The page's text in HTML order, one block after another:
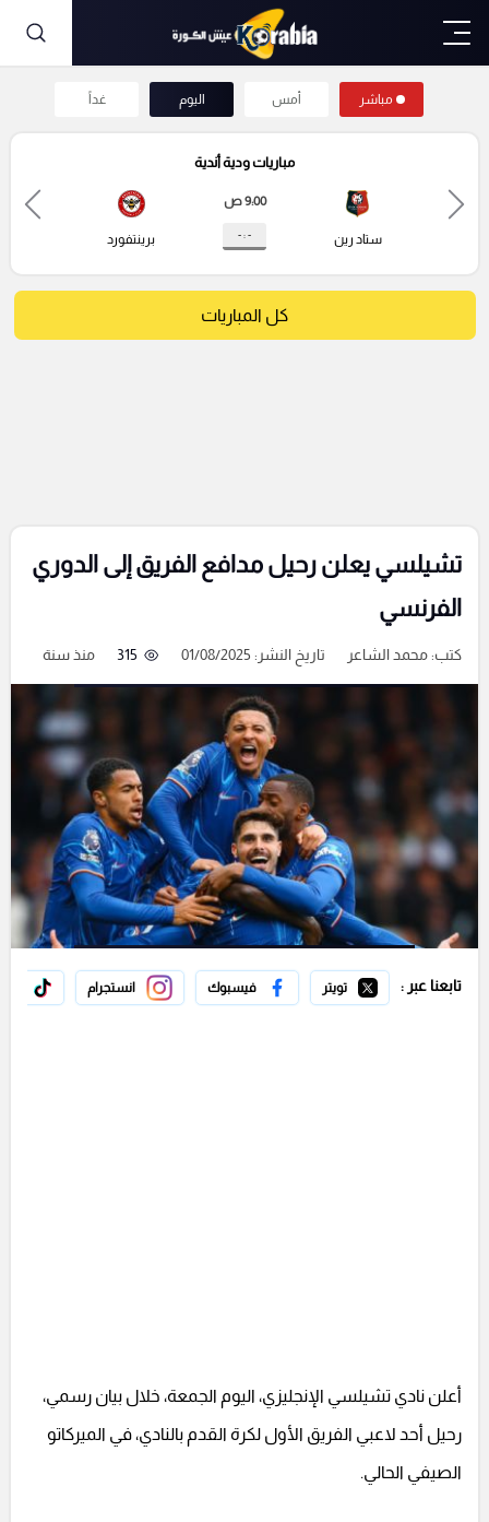
مباشر أمس اليوم غداً
مباريات ودية أندية
ستاد رين
9:00 ص
- : - برينتفورد
كل المباريات
تشيلسي يعلن رحيل مدافع الفريق إلى الدوري
الفرنسي
كتب:محمد الشاعر تاريخ النشر: 01/08/2025 315 منذ سنة
تابعنا عبر : تويتر فيسبوك انستجرام
أعلن نادي تشيلسي الإنجليزي، اليوم الجمعة، خلال بيان رسمي،
رحيل أحد لاعبي الفريق الأول لكرة القدم بالنادي، في الميركاتو
الصيفي الحالي.